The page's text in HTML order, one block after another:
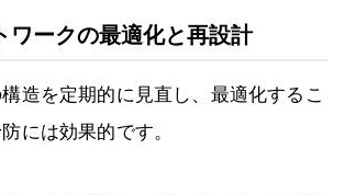
ワークの最適化と再設計
造を定期的に見直し、最適化するこ
には効果的です。